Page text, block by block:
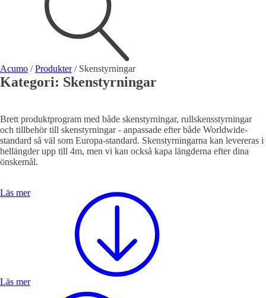
Se alla produkterSe alla leverantörer
Vi hjälper gärna till!
Axelkopplingar Skenstyrningar
Acumo /Produkter/ Skenstyrningar
Kategori: Skenstyrningar
Brett produktprogram med både skenstyrningar, rullskensstyrningar
och tillbehör till skenstyrningar - anpassade efter både Worldwide-
standard så väl som Europa-standard. Skenstyrningarna kan levereras i
hellängder upp till 4m, men vi kan också kapa längderna efter dina
önskemål.
Läs mer
Läs mer